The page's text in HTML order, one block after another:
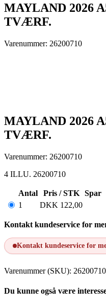
MAYLAND 2026
TVÆRF.
Varenummer: 26200710
MAYLAND 2026
TVÆRF.
Varenummer: 26200710
4 ILLU. 26200710
Antal Pris / STK
Spar
1
DKK 122,00
Kontakt kundeservice for
Kontakt kundeservice for
Varenummer (SKU): 26200710
Du kunne også være